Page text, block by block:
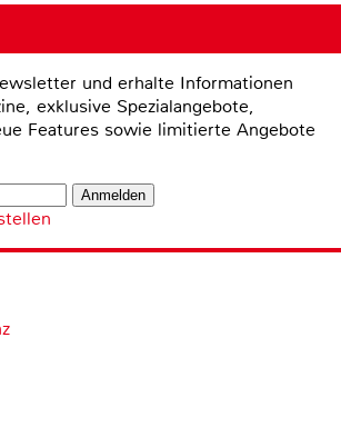
und erhalte Informationen
exklusive Spezialangebote,
Features sowie limitierte Angebote